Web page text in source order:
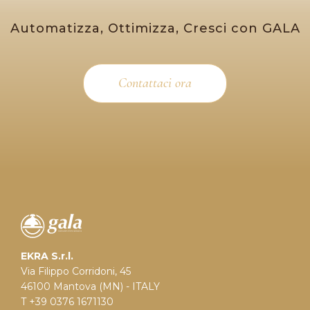
Automatizza, Ottimizza, Cresci con GALA
Contattaci ora
EKRA S.r.l.
Via Filippo Corridoni, 45
46100 Mantova (MN) - ITALY
T +39 0376 1671130